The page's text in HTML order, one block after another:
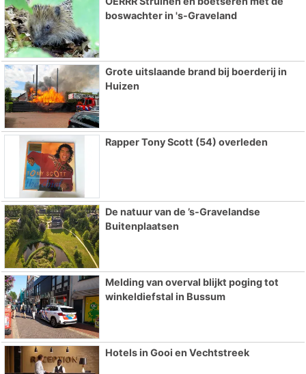
boswachter in 's-Graveland
Grote uitslaande brand bij boerderij in
Huizen
Rapper Tony Scott (54) overleden
De natuur van de ’s-Gravelandse
Buitenplaatsen
Melding van overval blijkt poging tot
winkeldiefstal in Bussum
Hotels in Gooi en Vechtstreek